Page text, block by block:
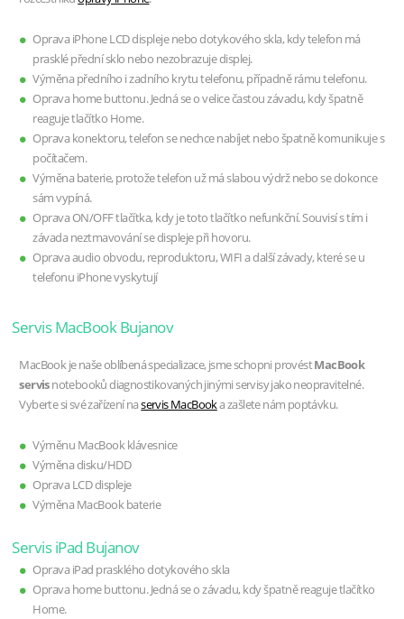
Oprava iPhone LCD displeje nebo dotykového skla, kdy telefon má
prasklé přední sklo nebo nezobrazuje displej.
Výměna předního i zadního krytu telefonu, případně rámu telefonu.
Oprava home buttonu. Jedná se o velice častou závadu, kdy špatně
reaguje tlačítko Home.
Oprava konektoru, telefon se nechce nabíjet nebo špatně komunikuje s
počítačem.
Výměna baterie, protože telefon už má slabou výdrž nebo se dokonce
sám vypíná.
Oprava ON/OFF tlačítka, kdy je toto tlačítko nefunkční. Souvisí s tím i
závada neztmavování se displeje při hovoru.
Oprava audio obvodu, reproduktoru, WIFI a další závady, které se u
telefonu iPhone vyskytují
Servis MacBook Bujanov
MacBook je naše oblíbená specializace, jsme schopni provéstMacBook
servisnotebooků diagnostikovaných jinými servisy jako neopravitelné.
Vyberte si své zařízení naservis MacBooka zašlete nám poptávku.
Výměnu MacBook klávesnice
Výměna disku/HDD
Oprava LCD displeje
Výměna MacBook baterie
Servis iPad Bujanov
Oprava iPad prasklého dotykového skla
Oprava home buttonu. Jedná se o závadu, kdy špatně reaguje tlačítko
Home.